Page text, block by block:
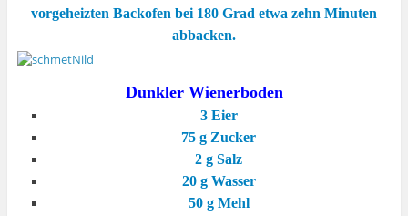
vorgeheizten Backofen bei 180 Grad etwa zehn Minuten
abbacken.
Dunkler Wienerboden
3 Eier
75 g Zucker
2 g Salz
20 g Wasser
50 g Mehl